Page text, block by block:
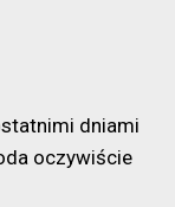
dniami
oczywiście